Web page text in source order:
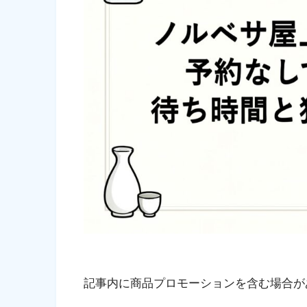
記事内に商品プロモーションを含む場合